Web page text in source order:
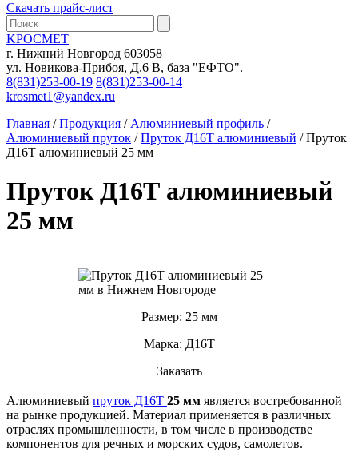
Скачать прайс-лист
KРОСМЕТ
г. Нижний Новгород 603058
ул. Новикова-Прибоя, Д.6 В, база "ЕФТО".
8(831)253-00-19 8(831)253-00-14
krosmet1@yandex.ru
Главная /Продукция / Алюминиевый профиль /
Алюминиевый пруток /Пруток Д16Т алюминиевый / Пруток
Д16Т алюминиевый 25 мм
Пруток Д16Т алюминиевый
25 мм
Размер: 25 мм
Марка: Д16Т
Заказать
Алюминиевый пруток Д16Т 25 мм является востребованной
на рынке продукцией. Материал применяется в различных
отраслях промышленности, в том числе в производстве
компонентов для речных и морских судов, самолетов.